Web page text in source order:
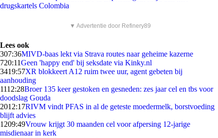
drugskartels Colombia
▼ Advertentie door Refinery89
Lees ook
307:36MIVD-baas lekt via Strava routes naar geheime kazerne
720:11Geen 'happy end' bij seksdate via Kinky.nl
3419:57XR blokkeert A12 ruim twee uur, agent gebeten bij
aanhouding
1112:28Broer 135 keer gestoken en gesneden: zes jaar cel en tbs voor
doodslag Gouda
2012:17RIVM vindt PFAS in al de geteste moedermelk, borstvoeding
blijft advies
1209:49Vrouw krijgt 30 maanden cel voor afpersing 12-jarige
misdienaar in kerk